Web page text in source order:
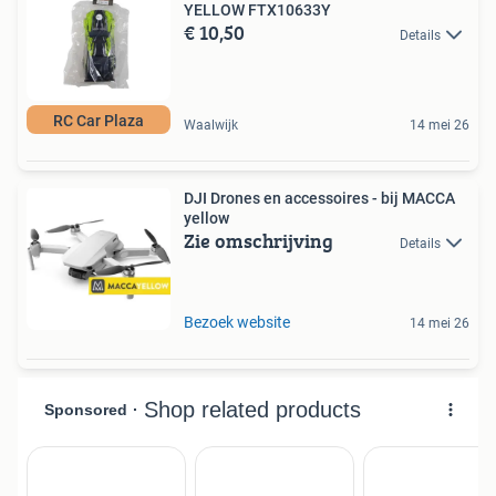
RC Car Plaza
YELLOW FTX10633Y
€ 10,50 Details
Waalwijk 14 mei 26
DJI Drones en accessoires - bij MACCA
yellow
Zie omschrijving Details
Bezoek website 14 mei 26